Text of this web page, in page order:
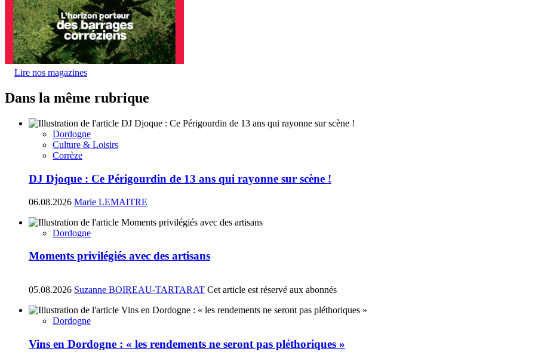
Lire nos magazines
Dans la même rubrique
Dordogne
Culture & Loisirs
Corrèze
DJ Djoque : Ce Périgourdin de 13 ans qui rayonne sur scène !
06.08.2026 Marie LEMAITRE
Dordogne
Moments privilégiés avec des artisans
05.08.2026 Suzanne BOIREAU-TARTARAT Cet article est réservé aux abonnés
Dordogne
Vins en Dordogne : « les rendements ne seront pas pléthoriques »